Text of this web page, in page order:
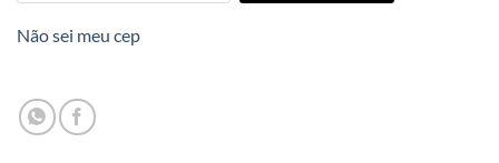
Não sei meu cep